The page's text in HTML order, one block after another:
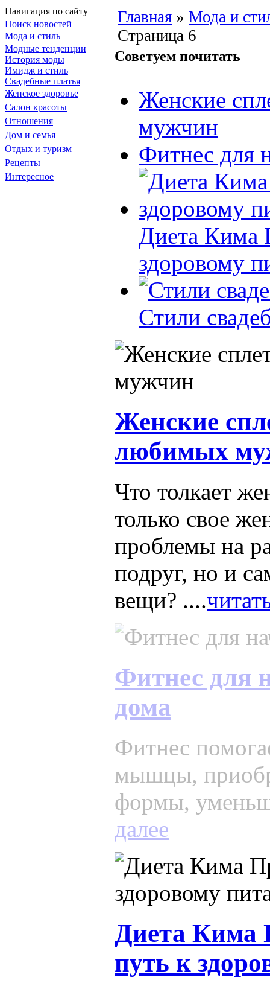
Навигация по сайту
Поиск новостей
Мода и стиль
Модные тенденции
История моды
Имидж и стиль
Свадебные платья
Женское здоровье
Салон красоты
Отношения
Дом и семья
Отдых и туризм
Рецепты
Интересное
Главная » Мода и
Страница 6
Советуем почитать
Женские
мужчин
Фитнес для
Диета Кима
здоровому
Стили
Женские
любимых
Что толкает
только свое
проблемы на
подруг, но и
вещи? ....
Фитнес для
дома
Фитнес
мышцы,
формы,
далее
Диета Кима
путь к